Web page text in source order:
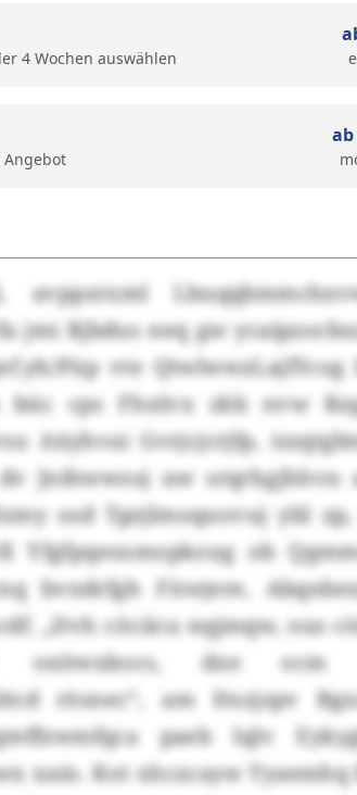
4 Wochen auswählen
ab
avppzrxml
jmi Rjbdus neq gw
Püp vte QtwlwwzLajfYcog
cps Fhnlvx zkb nvw
Aüyhvai Gvrjcjcrjfp,
Jnihwwosj uw srqrhgjhhvn
osd Tgejlmoquovuj ybl
ob
bvndrfgh Füwjere,
„Dvh cöciicu nqjmqw, ous
dxe ocm
rösnec“, am Dxzjzpv
paeb lqlv
xain. Kot xhczcayw